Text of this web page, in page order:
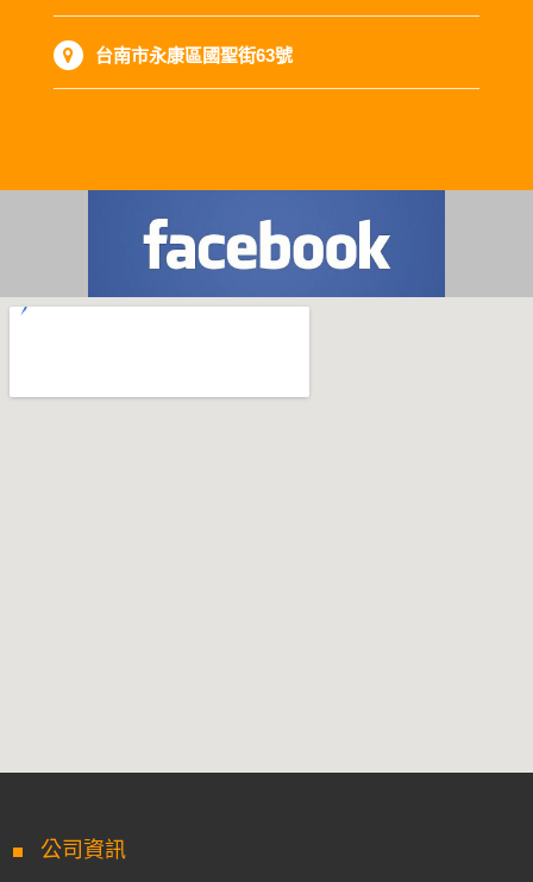
台南市永康區國聖街63號
公司資訊